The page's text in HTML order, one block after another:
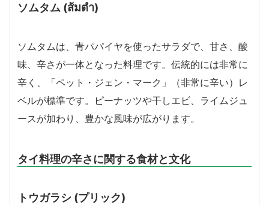
ソムタム (ส้มตำ)
ソムタムは、青パパイヤを使ったサラダで、甘さ、酸
味、辛さが一体となった料理です。伝統的には非常に
辛く、「ペット・ジェン・マーク」（非常に辛い）レ
ベルが標準です。ピーナッツや干しエビ、ライムジュ
ースが加わり、豊かな風味が広がります。
タイ料理の辛さに関する食材と文化
トウガラシ (プリック)